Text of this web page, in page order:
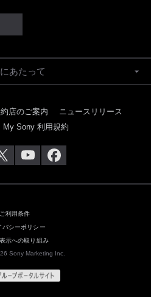
あたって
店のご案内
ニュースリリース
My Sony 利用規約
ご利用条件
バシーポリシー
示への取り組み
Sony Marketing Inc.